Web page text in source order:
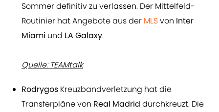
Sommer definitiv zu verlassen. Der Mittelfeld-
Routinier hat Angebote aus der MLSvon Inter
Miami und LA Galaxy.
Quelle: TEAMtalk
Rodrygos Kreuzbandverletzung hat die
Transferpläne von Real Madrid durchkreuzt. Die